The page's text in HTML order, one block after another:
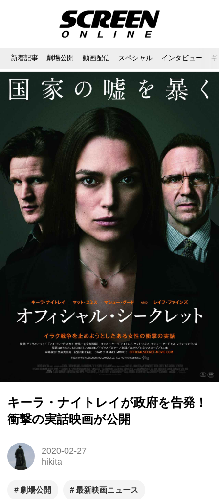
新着記事 劇場公開 動画配信 スペシャル インタビュー
キーラ・ナイトレイが政府を告発！
衝撃の実話映画が公開
2020-02-27
hikita
劇場公開 最新映画ニュース